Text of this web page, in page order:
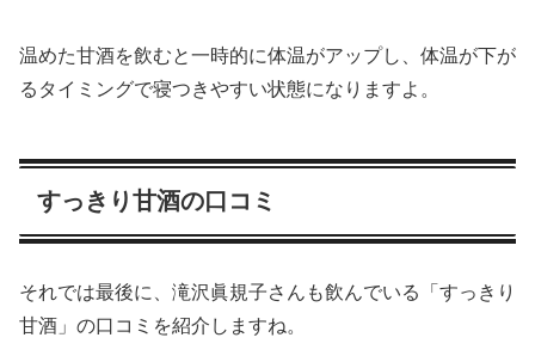
温めた甘酒を飲むと一時的に体温がアップし、体温が下が
るタイミングで寝つきやすい状態になりますよ。
すっきり甘酒の口コミ
それでは最後に、滝沢眞規子さんも飲んでいる「すっきり
甘酒」の口コミを紹介しますね。